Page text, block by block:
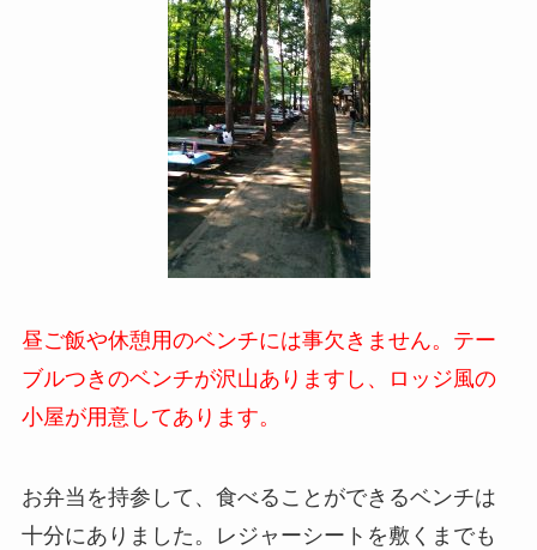
昼ご飯や休憩用のベンチには事欠きません。テー
ブルつきのベンチが沢山ありますし、ロッジ風の
小屋が用意してあります。
お弁当を持参して、食べることができるベンチは
十分にありました。レジャーシートを敷くまでも